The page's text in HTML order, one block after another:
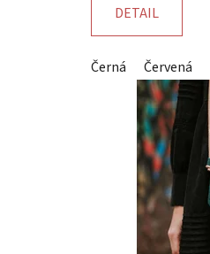
5,0
z
hvězdiček.
DETAIL
Černá Červená